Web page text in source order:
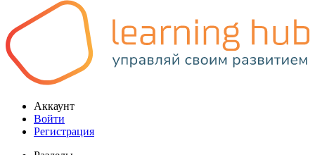
Аккаунт
Войти
Регистрация